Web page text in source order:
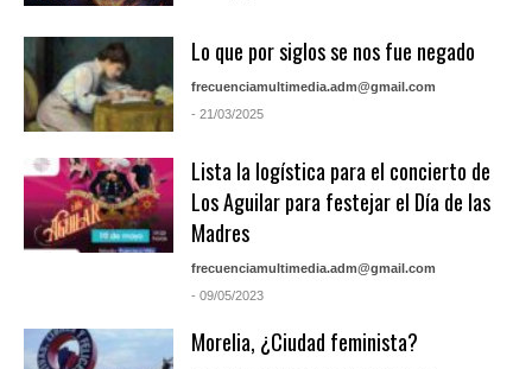
Lo que por siglos se nos fue negado
frecuenciamultimedia.adm@gmail.com
- 21/03/2025
Lista la logística para el concierto de
Los Aguilar para festejar el Día de las
Madres
frecuenciamultimedia.adm@gmail.com
- 09/05/2023
Morelia, ¿Ciudad feminista?